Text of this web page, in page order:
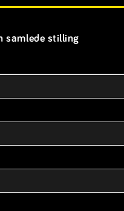
samlede stilling